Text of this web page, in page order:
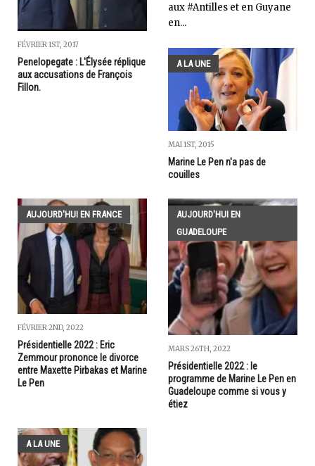
FÉVRIER 1ST, 2017
Penelopegate : L'Élysée réplique
aux accusations de François
Fillon.
aux #Antilles et en Guyane
en...
A LA UNE
MAI 1ST, 2015
Marine Le Pen n'a pas de
couilles
AUJOURD'HUI EN FRANCE
FÉVRIER 2ND, 2022
Présidentielle 2022 : Eric
Zemmour prononce le divorce
entre Maxette Pirbakas et Marine
Le Pen
AUJOURD'HUI EN
GUADELOUPE
MARS 26TH, 2022
Présidentielle 2022 : le
programme de Marine Le Pen en
Guadeloupe comme si vous y
étiez
A LA UNE